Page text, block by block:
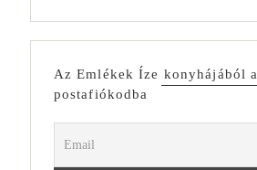
Az Emlékek Íze konyhájából a
postafiókodba